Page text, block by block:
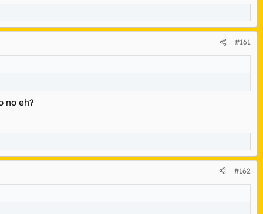
#161
no eh?
#162